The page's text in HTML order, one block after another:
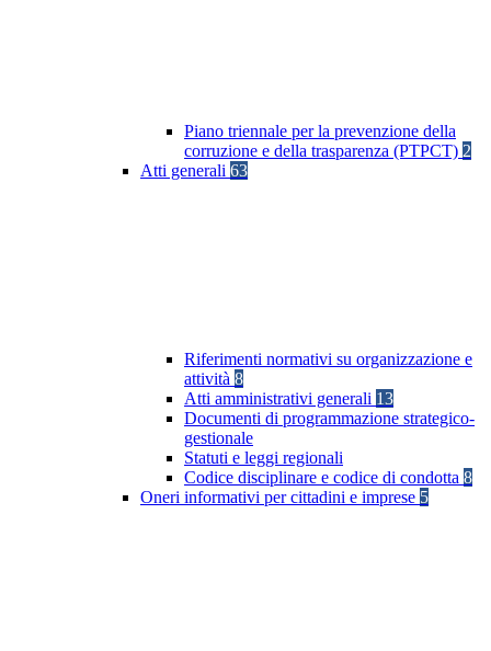
Piano triennale per la prevenzione della
corruzione e della trasparenza (PTPCT) 2
Atti generali 63
Riferimenti normativi su organizzazione e
attività 8
Atti amministrativi generali 13
Documenti di programmazione strategico-
gestionale
Statuti e leggi regionali
Codice disciplinare e codice di condotta 8
Oneri informativi per cittadini e imprese 5